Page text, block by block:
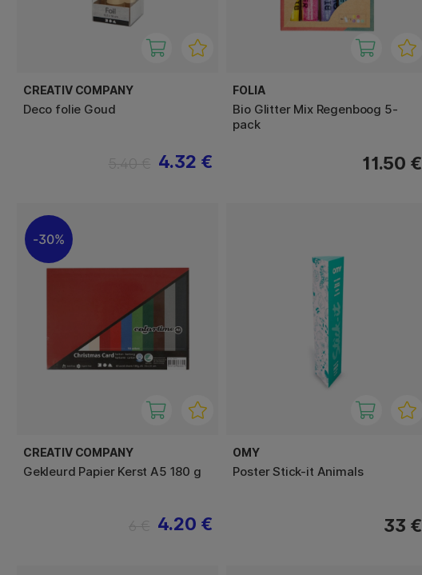
CREATIV COMPANY
Deco folie Goud
4.32 €
FOLIA
Bio Glitter Mix Regenboog 5-
pack
11.50 €
30%
CREATIV COMPANY
Gekleurd Papier Kerst A5 180 g
4.20 €
OMY
Poster Stick-it Animals
33 €